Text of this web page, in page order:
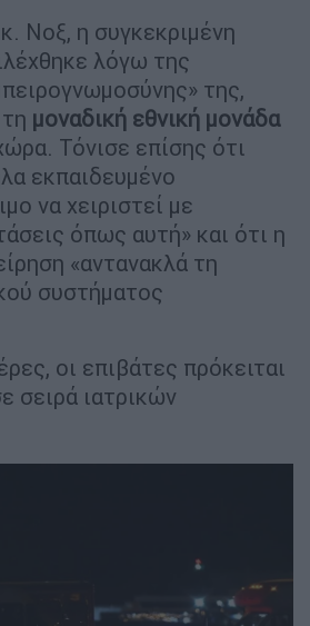
Νοξ, η συγκεκριμένη
λόγω της
της,
μοναδική εθνική μονάδα
Τόνισε επίσης ότι
εκπαιδευμένο
να χειριστεί με
όπως αυτή» και ότι η
«αντανακλά τη
συστήματος
οι επιβάτες πρόκειται
σειρά ιατρικών